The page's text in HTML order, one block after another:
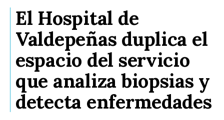
El Hospital de
Valdepeñas duplica el
espacio del servicio
que analiza biopsias y
detecta enfermedades